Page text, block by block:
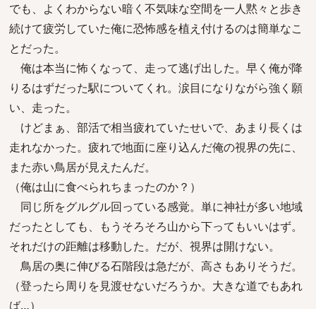
でも、よくわからない暗く不気味な空間を一人黙々と歩き
続けて疲労していた俺に恐怖感を植え付けるのは簡単なこ
とだった。
俺は本当に怖くなって、走って逃げ出した。早く俺が降
りるはずだった駅についてくれ。涙目になりながら強く願
い、走った。
けどまぁ、部活で相当疲れていたせいで、あまり長くは
走れなかった。疲れで地面に座り込んだ俺の視界の先に、
また赤い鳥居が見えたんだ。
（俺は山に食べられちまったのか？）
同じ所をグルグル回っている感覚。単に神社が多い地域
だったとしても、もうそろそろ山から下ってもいいはず。
それだけの距離は移動した。だが、視界は開けない。
鳥居の奥に伸びる石階段は急だが、高さもありそうだ。
（登ったら周りを見渡せないだろうか。大きな道でもあれ
ば…）